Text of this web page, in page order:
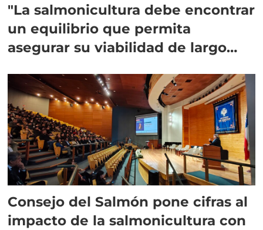
"La salmonicultura debe encontrar
un equilibrio que permita
asegurar su viabilidad de largo
Consejo del Salmón pone cifras al
impacto de la salmonicultura con